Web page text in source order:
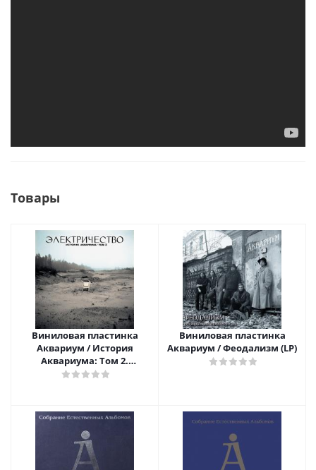
Товары
Виниловая пластинка
Аквариум / История
Аквариума: Том 2.
Электричество (LP)
Виниловая пластинка
Аквариум / Феодализм (LP)